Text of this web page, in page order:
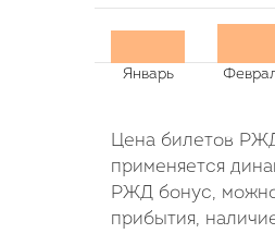
Цена билетов
применяется
РЖД бонус, можно
прибытия,